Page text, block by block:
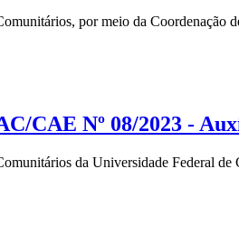
por meio da
CAE Nº 08/2023 -
da Universidade Federal